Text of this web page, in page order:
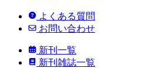
よくある質問
お問い合わせ
新刊一覧
新刊雑誌一覧